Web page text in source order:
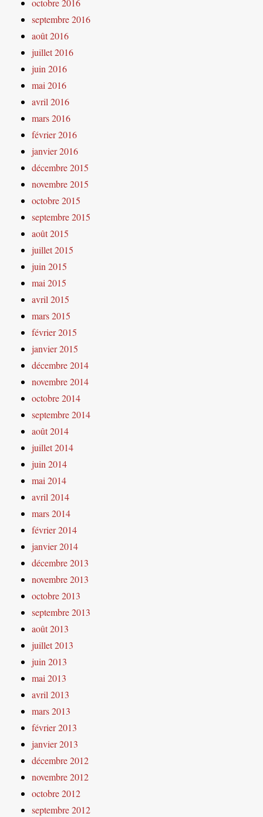
octobre 2016
septembre 2016
août 2016
juillet 2016
juin 2016
mai 2016
avril 2016
mars 2016
février 2016
janvier 2016
décembre 2015
novembre 2015
octobre 2015
septembre 2015
août 2015
juillet 2015
juin 2015
mai 2015
avril 2015
mars 2015
février 2015
janvier 2015
décembre 2014
novembre 2014
octobre 2014
septembre 2014
août 2014
juillet 2014
juin 2014
mai 2014
avril 2014
mars 2014
février 2014
janvier 2014
décembre 2013
novembre 2013
octobre 2013
septembre 2013
août 2013
juillet 2013
juin 2013
mai 2013
avril 2013
mars 2013
février 2013
janvier 2013
décembre 2012
novembre 2012
octobre 2012
septembre 2012